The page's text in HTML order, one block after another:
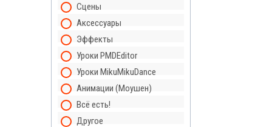
Сцены
Аксессуары
Эффекты
Уроки PMDEditor
Уроки MikuMikuDance
Анимации (Моушен)
Всё есть!
Другое